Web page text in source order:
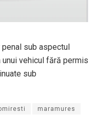
sub aspectul
vehicul fără permis
sub
maramures